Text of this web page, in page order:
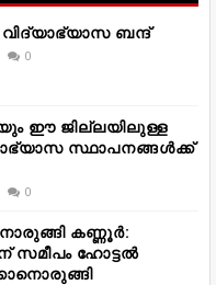
വിദ്യാഭ്യാസ ബന്ദ്
0
ഈ ജില്ലയിലുള്ള
സ്ഥാപനങ്ങൾക്ക്
0
കണ്ണൂർ:
സമീപം ഹോട്ടൽ